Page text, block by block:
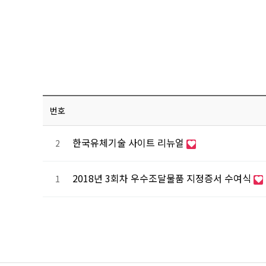
번호
2 한국유체기술 사이트 리뉴얼
1 2018년 3회차 우수조달물품 지정증서 수여식